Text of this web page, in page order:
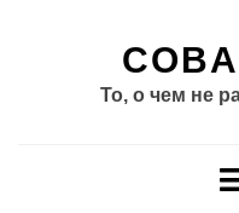
То, о чем не